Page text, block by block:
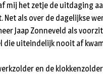
mij het zetje de uitdaging
als over de dagelijkse
Jaap Zonneveld als
uiteindelijk nooit af
en de